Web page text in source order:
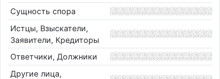
Сущность спора
Истцы, Взыскатели,
Заявители, Кредиторы
Ответчики, Должники
Другие лица,